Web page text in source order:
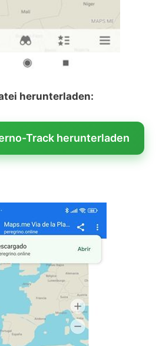
herunterladen:
Track herunterladen